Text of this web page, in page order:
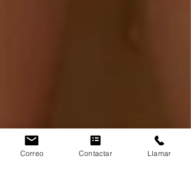
Correo Contactar Llamar